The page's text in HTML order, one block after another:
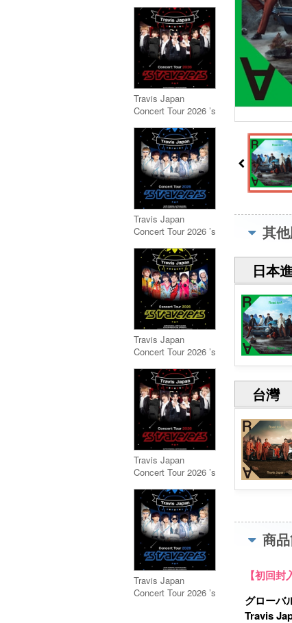
Travis Japan
Concert Tour 2026 ’s
初回プレス＞】
(2DVD)
Travis Japan
Concert Tour 2026 ’s
(2DVD)
Travis Japan
Concert Tour 2026 ’s
限定盤】
(2DVD+GOODS)
Travis Japan
Concert Tour 2026 ’s
初回プレス＞】
(2Blu-ray)
Travis Japan
Concert Tour 2026 ’s
其
日本
台灣
商
【初回
グローバ
Travis